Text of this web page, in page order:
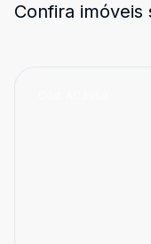
Confira imóveis